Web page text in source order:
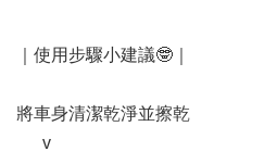
｜使用步驟小建議🤓｜
將車身清潔乾淨並擦乾
      v